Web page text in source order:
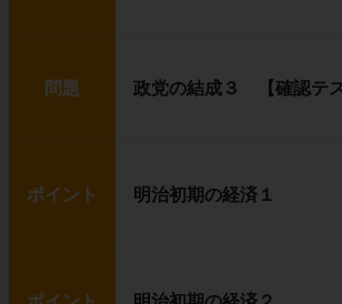
問題 政党の結成３ 【確認テス
ポイント 明治初期の経済１